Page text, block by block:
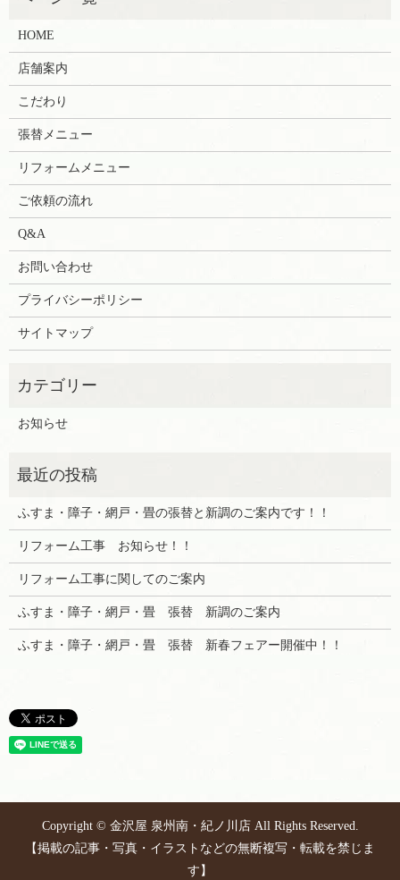
HOME
店舗案内
こだわり
張替メニュー
リフォームメニュー
ご依頼の流れ
Q&A
お問い合わせ
プライバシーポリシー
サイトマップ
お知らせ
ふすま・障子・網戸・畳の張替と新調のご案内です！！
リフォーム工事 お知らせ！！
リフォーム工事に関してのご案内
ふすま・障子・網戸・畳 張替 新調のご案内
ふすま・障子・網戸・畳 張替 新春フェアー開催中！！
Copyright © 金沢屋 泉州南・紀ノ川店 All Rights Reserved.
【掲載の記事・写真・イラストなどの無断複写・転載を禁じま
す】